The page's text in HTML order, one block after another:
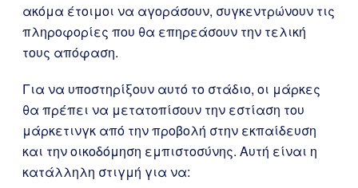
ακόμα έτοιμοι να αγοράσουν, συγκεντρώνουν τις
πληροφορίες που θα επηρεάσουν την τελική
τους απόφαση.
Για να υποστηρίξουν αυτό το στάδιο, οι μάρκες
θα πρέπει να μετατοπίσουν την εστίαση του
μάρκετινγκ από την προβολή στην εκπαίδευση
και την οικοδόμηση εμπιστοσύνης. Αυτή είναι η
κατάλληλη στιγμή για να: